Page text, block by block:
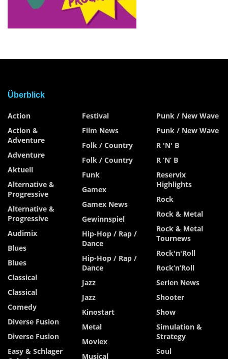
Überblick
Action
Action &
Adventure
Adventure
Aktuell
Alternative &
Progressive
Alternative &
Progressive
Audimix
Blues
Blues
Classical
Classical
Comedy
Diverse Fusion
Diverse Fusion
Easy & Schlager
Festival
Film News
Folk / Country
Folk / Country
Funk
Gamex
Gamex News
Gewinnspiel
Hip-Hop / Rap /
Dance
Hip-Hop / Rap /
Dance
Jazz
Jazz
Kinostart
Metal
Moviex
Musical
Punk / New Wave
Punk / New Wave
R 'n' B
R ‘n’ B
Reservix
Highlights
Rock
Rock & Metal
Rock & Metal
Tournews
Rock'n'Roll
Rock’n’Roll
Serien News
Shooter
Show
Simulation &
Strategy
Soul